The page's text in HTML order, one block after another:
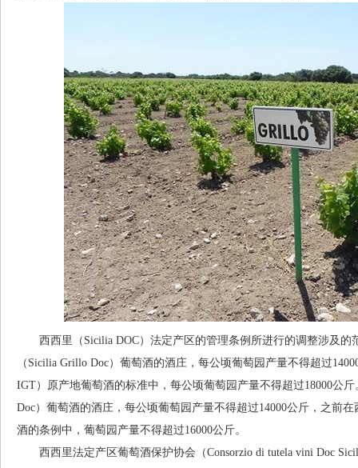
西西里（Sicilia DOC）法定产区的管理条例所进行的调整涉及的
（Sicilia Grillo Doc）葡萄酒的酒庄，每公顷葡萄园产量不得超过
IGT）原产地葡萄酒的标准中，每公顷葡萄园产量不得超过18000公
Doc）葡萄酒的酒庄，每公顷葡萄园产量不得超过14000公斤，之前
酒的条例中，葡萄园产量不得超过16000公斤。
西西里法定产区葡萄酒保护协会（Consorzio di tutela vini Doc